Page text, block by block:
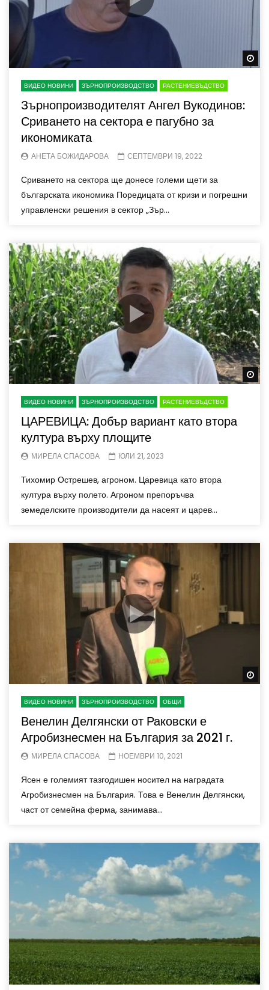
ВИДЕО НОВИНИ ЗЪРНОПРОИЗВОДСТВО РАСТЕНИЕВЪДСТВО
Зърнопроизводителят Ангел Вукодинов:
Сриването на сектора е пагубно за
икономиката
АНЕТА БОЖИДАРОВА СЕПТЕМВРИ 19, 2022
Сриването на сектора ще донесе големи щети за
българската икономика Поредицата от кризи и погрешни
управленски решения в сектор „Зър...
ВИДЕО НОВИНИ ЗЪРНОПРОИЗВОДСТВО РАСТЕНИЕВЪДСТВО
ЦАРЕВИЦА: Добър вариант като втора
култура върху площите
МИРЕЛА СПАСОВА ЮЛИ 21, 2023
Тихомир Острешев, агроном. Царевица като втора
култура върху полето. Агроном препоръчва
земеделските производители да насеят и царев...
ВИДЕО НОВИНИ ЗЪРНОПРОИЗВОДСТВО ОБЩИ
Венелин Делгянски от Раковски е
Агробизнесмен на България за 2021 г.
МИРЕЛА СПАСОВА НОЕМВРИ 10, 2021
Ясен е големият тазгодишен носител на наградата
Агробизнесмен на България. Това е Венелин Делгянски,
част от семейна ферма, занимава...